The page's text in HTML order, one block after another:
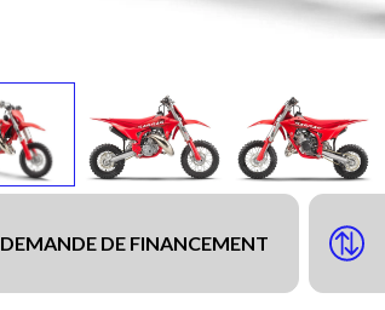
DEMANDE DE FINANCEMENT